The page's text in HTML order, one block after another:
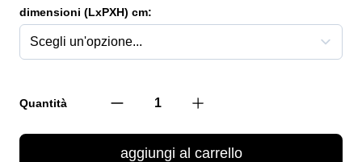
dimensioni (LxPXH) cm:
Quantità
aggiungi al carrello